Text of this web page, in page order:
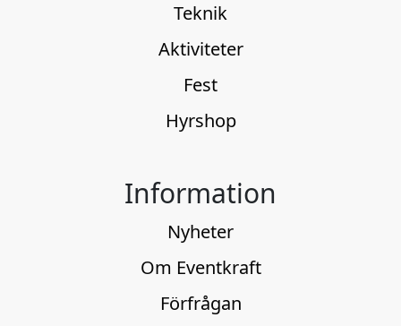
Teknik
Aktiviteter
Fest
Hyrshop
Information
Nyheter
Om Eventkraft
Förfrågan